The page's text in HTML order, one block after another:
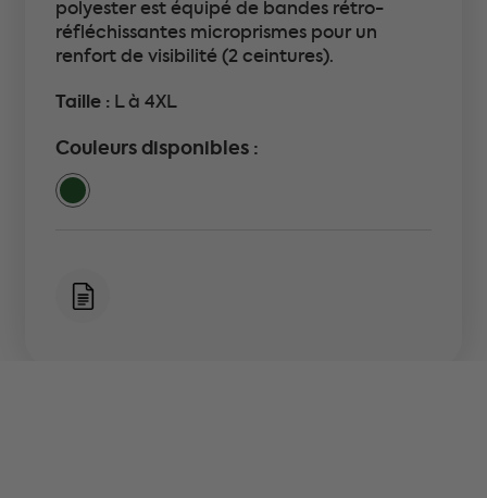
polyester est équipé de bandes rétro-
réfléchissantes microprismes pour un
renfort de visibilité (2 ceintures).
Taille : L à 4XL
Couleurs disponibles :